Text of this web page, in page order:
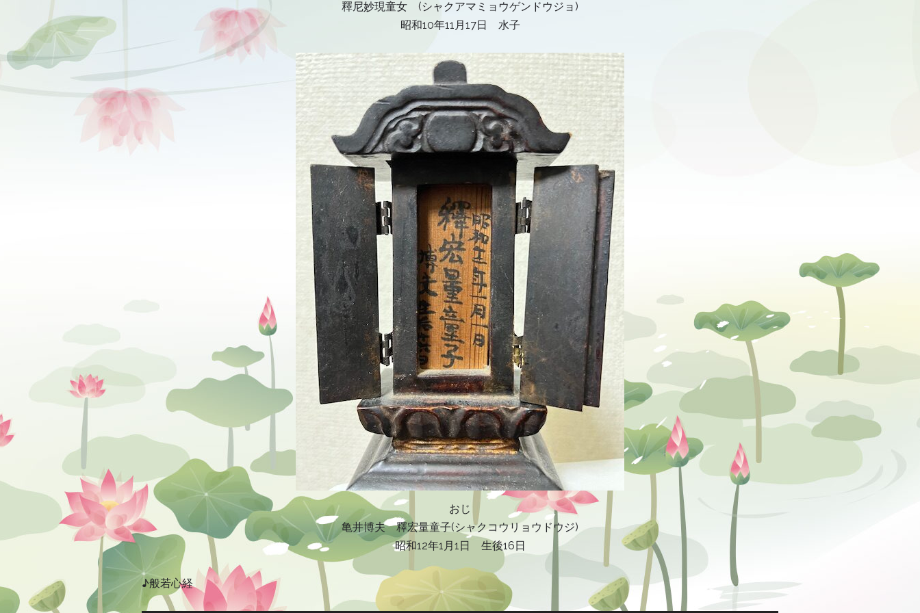
釋尼妙現童女 (シャクアマミョウゲンドウジョ)
昭和10年11月17日 水子
おじ
亀井博夫 釋宏量童子(シャクコウリョウドウジ)
昭和12年1月1日 生後16日
♪般若心経